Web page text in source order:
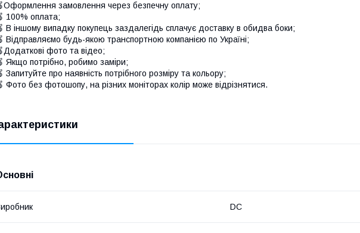
замовлення через безпечну оплату;
100% оплата;
В іншому випадку покупець заздалегідь сплачує доставку в обидва боки;
Відправляємо будь-якою транспортною компанією по Україні;
фото та відео;
Якщо потрібно, робимо заміри;
Запитуйте про наявність потрібного розміру та кольору;
Фото без фотошопу, на різних моніторах колір може відрізнятися.
DC